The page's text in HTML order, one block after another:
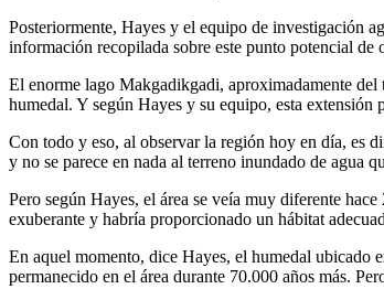
Posteriormente, Hayes y el equipo de investigación
información recopilada sobre este punto potencial
El enorme lago Makgadikgadi, aproximadamente del
humedal. Y según Hayes y su equipo, esta extensión
Con todo y eso, al observar la región hoy en día, es
y no se parece en nada al terreno inundado de agua
Pero según Hayes, el área se veía muy diferente
exuberante y habría proporcionado un hábitat
En aquel momento, dice Hayes, el humedal ubicado
permanecido en el área durante 70.000 años más.